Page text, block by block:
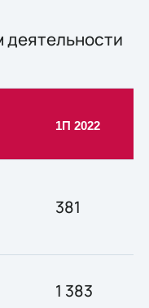
деятельности
1П 2022
381
1 383